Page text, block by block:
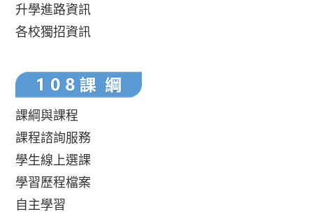
升學進路資訊
各校獨招資訊
課綱與課程
課程諮詢服務
學生線上選課
學習歷程檔案
自主學習